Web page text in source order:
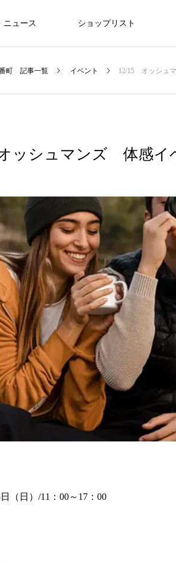
ニュース ショップリスト
まつり開催のお知
8/1・
トリー
まつり開催のお知
3.11希
oomiya
仙台一番町店 銀だこ
ルール 仙台店) ラブフ
仙台一番町Two Thr
一番町店 一番町
前アーケード店 快活
アクア
一番町で見つける、“想いが
物
09
町 記事一覧 イベント 12/15 オッシュ
ッシュマンズ 体感イ
（日）/11：00～17：00
世界の山ちゃん仙台一番町店